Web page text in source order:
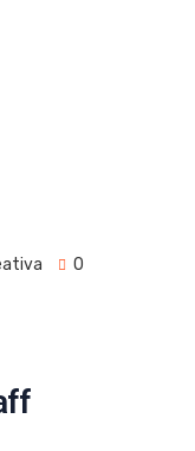
0